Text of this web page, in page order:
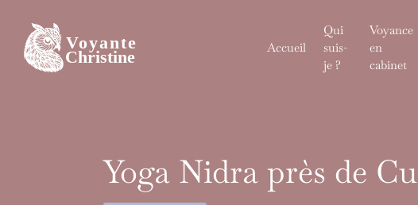
content
Accueil
Qui
suis-
je ?
Voyance
en
cabinet
Yoga Nidra près de